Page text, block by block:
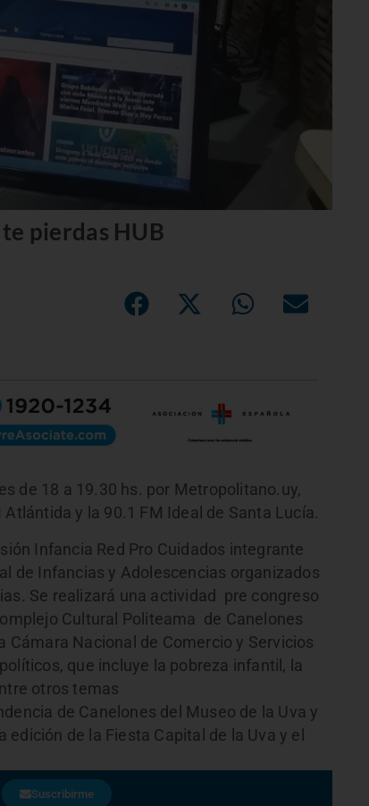
pierdas HUB
de 18 a 19.30 hs. por Metropolitano.uy,
y la 90.1 FM Ideal de Santa Lucía.
Infancia Red Pro Cuidados integrante
de Infancias y Adolescencias organizados
Se realizará una actividad pre congreso
Cultural Politeama de Canelones
Cámara Nacional de Comercio y Servicios
que incluye la pobreza infantil, la
otros temas
de Canelones del Museo de la Uva y
de la Fiesta Capital de la Uva y el
Suscribirme